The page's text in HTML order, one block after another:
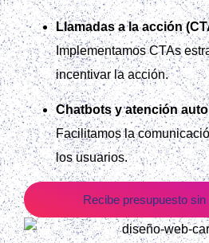
Llamadas a la acción
Implementamos CTAs
incentivar la acción.
Chatbots y atención
Facilitamos la
los usuarios.
Recibe presupuesto